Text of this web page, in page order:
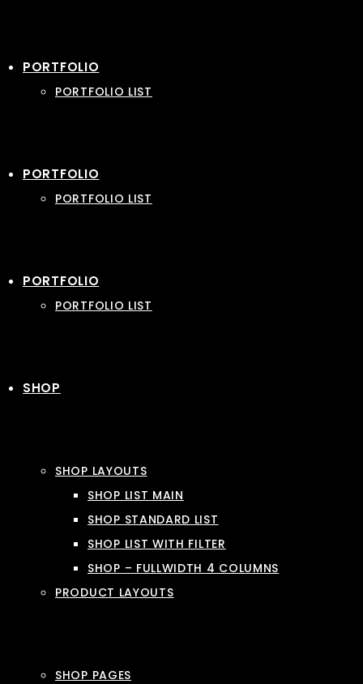
PORTFOLIO
PORTFOLIO LIST
PORTFOLIO
PORTFOLIO LIST
PORTFOLIO
PORTFOLIO LIST
SHOP
SHOP LAYOUTS
SHOP LIST MAIN
SHOP STANDARD LIST
SHOP LIST WITH FILTER
SHOP – FULLWIDTH 4 COLUMNS
PRODUCT LAYOUTS
SHOP PAGES